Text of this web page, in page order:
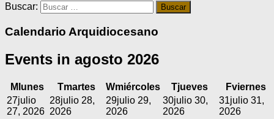
Buscar:
Calendario Arquidiocesano
Events in agosto 2026
M lunes Tmartes Wmiércoles Tjueves Fviernes
27julio
27, 2026
28julio 28,
2026
29julio 29,
2026
30julio 30,
2026
31julio 31,
2026